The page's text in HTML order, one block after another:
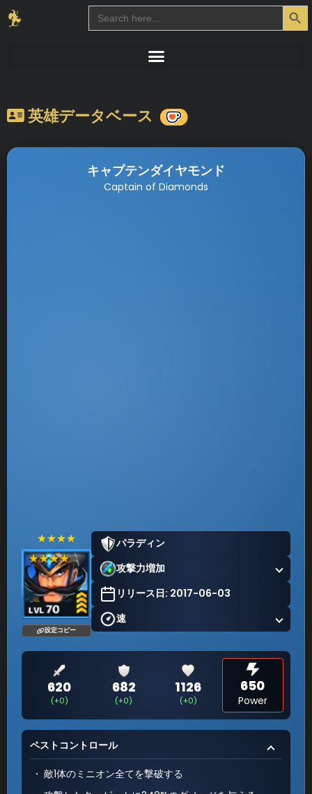
Search
for:
Search Button
英雄データベース
キャプテンダイヤモンド
Captain of Diamonds
★★★★
設定コピー
パラディン
攻撃力増加
リリース日: 2017-06-03
速
620
(+0)
682
(+0)
1126
(+0)
650
Power
ペストコントロール
敵1体のミニオン全てを撃破する